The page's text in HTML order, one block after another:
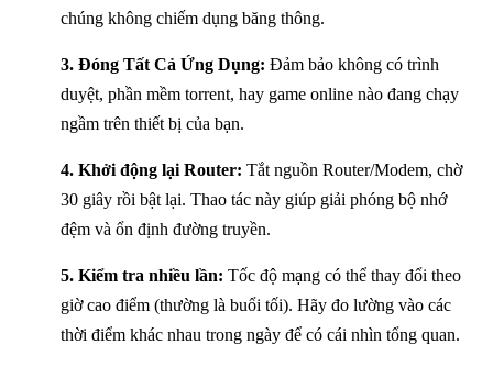
chúng không chiếm dụng băng thông.
3. Đóng Tất Cả Ứng Dụng: Đảm bảo không có trình
duyệt, phần mềm torrent, hay game online nào đang chạy
ngầm trên thiết bị của bạn.
4. Khởi động lại Router: Tắt nguồn Router/Modem, chờ
30 giây rồi bật lại. Thao tác này giúp giải phóng bộ nhớ
đệm và ổn định đường truyền.
5. Kiểm tra nhiều lần: Tốc độ mạng có thể thay đổi theo
giờ cao điểm (thường là buổi tối). Hãy đo lường vào các
thời điểm khác nhau trong ngày để có cái nhìn tổng quan.